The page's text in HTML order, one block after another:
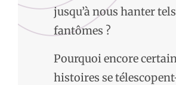
jusqu’à nous hanter
fantômes ?
Pourquoi encore
histoires se